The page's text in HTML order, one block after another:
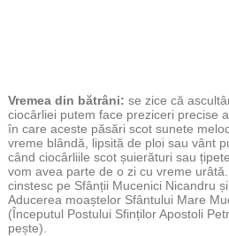
Vremea din bătrâni: se zice că
ciocârliei putem face preziceri precise
în care aceste păsări scot sunete
vreme blândă, lipsită de ploi sau vânt
când ciocârliile scot șuierături sau
vom avea parte de o zi cu vreme
cinstesc pe Sfânții Mucenici Nicandru
Aducerea moaștelor Sfântului Mare
(Începutul Postului Sfinților Apostoli
pește).